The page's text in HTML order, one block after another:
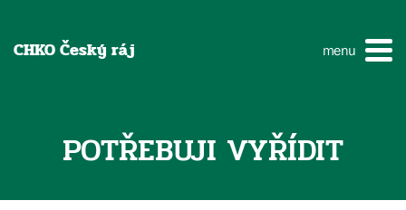
CHKO Český ráj menu
POTŘEBUJI VYŘÍDIT